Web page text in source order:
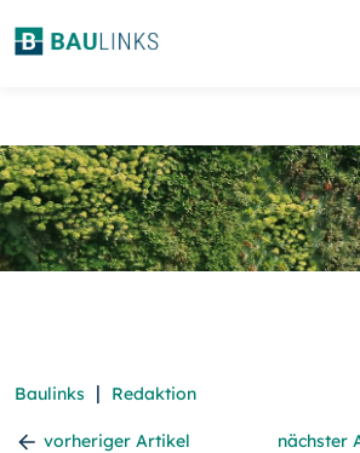
Baulinks | Redaktion
vorheriger Artikel nächster